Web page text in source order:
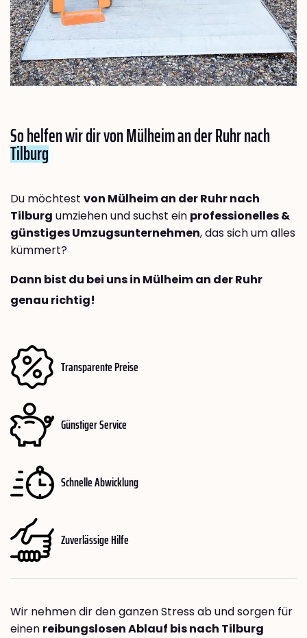
So helfen wir dir von Mülheim an der Ruhr nach
Tilburg
Du möchtest von Mülheim an der Ruhr nach
Tilburg umziehen und suchst ein professionelles &
günstiges Umzugsunternehmen, das sich um alles
kümmert?
Dann bist du bei uns in Mülheim an der Ruhr
genau richtig!
Transparente Preise
Günstiger Service
Schnelle Abwicklung
Zuverlässige Hilfe
Wir nehmen dir den ganzen Stress ab und sorgen für
einen reibungslosen Ablauf bis nach Tilburg